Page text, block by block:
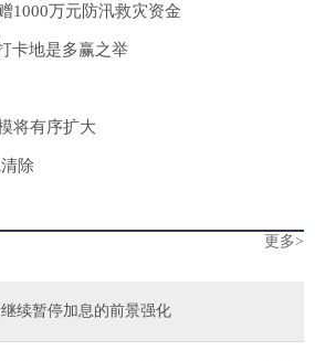
少“套路”？
1000万元防汛救灾资金
卡地是多赢之举
将有序扩大
除
更多>
续暂停加息的前景强化